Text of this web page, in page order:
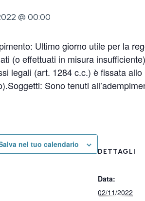
@ 00:00
Ultimo giorno utile per la
(o effettuati in misura
legali (art. 1284 c.c.) è fissata
Sono tenuti
nel tuo calendario
DETTAGLI
Data:
02/11/2022